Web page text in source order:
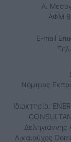
Λ.
ΑΦΜ
E-mail
Νόμιμος
Ιδιοκτησία:
Δεληγιάννης
Δικαιούχος